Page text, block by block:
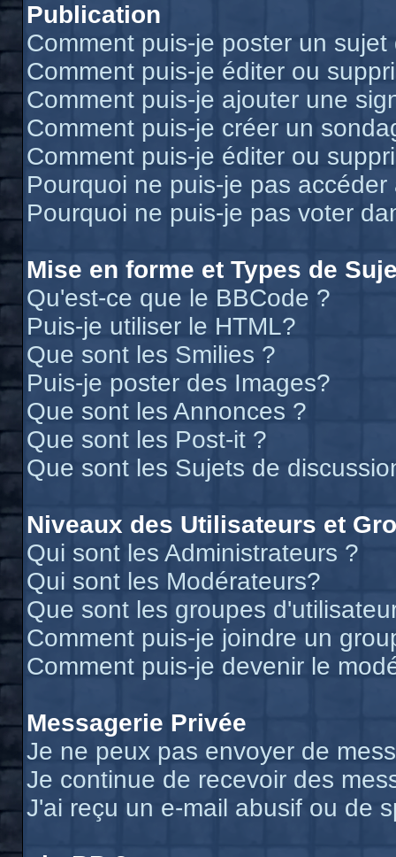
Publication
Comment puis-je poster un
Comment puis-je éditer ou
Comment puis-je ajouter une
Comment puis-je créer un
Comment puis-je éditer ou
Pourquoi ne puis-je pas accéder
Pourquoi ne puis-je pas voter
Mise en forme et Types de
Qu'est-ce que le BBCode ?
Puis-je utiliser le HTML?
Que sont les Smilies ?
Puis-je poster des Images?
Que sont les Annonces ?
Que sont les Post-it ?
Que sont les Sujets de
Niveaux des Utilisateurs et
Qui sont les Administrateurs ?
Qui sont les Modérateurs?
Que sont les groupes
Comment puis-je joindre un
Comment puis-je devenir le
Messagerie Privée
Je ne peux pas envoyer de
Je continue de recevoir des
J'ai reçu un e-mail abusif ou de